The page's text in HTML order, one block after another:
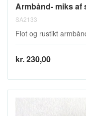
Armbånd- miks af
SA2133
Flot og rustikt
kr. 230,00